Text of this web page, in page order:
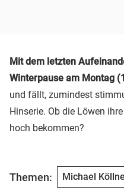
Mit dem letzten
Winterpause am Montag
und fällt, zumindest
Hinserie. Ob die Löwen
hoch bekommen?
Themen: Michael